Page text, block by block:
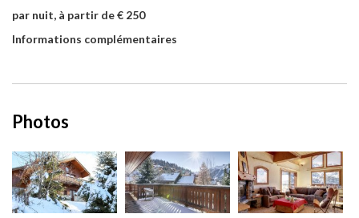
par nuit, à partir de € 250
Informations complémentaires
Photos